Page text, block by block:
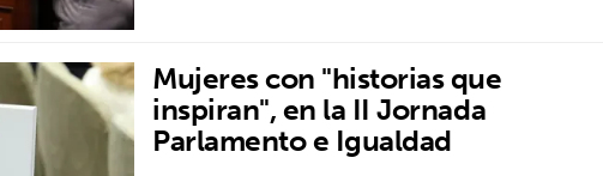
Mujeres con "historias que
inspiran", en la II Jornada
Parlamento e Igualdad